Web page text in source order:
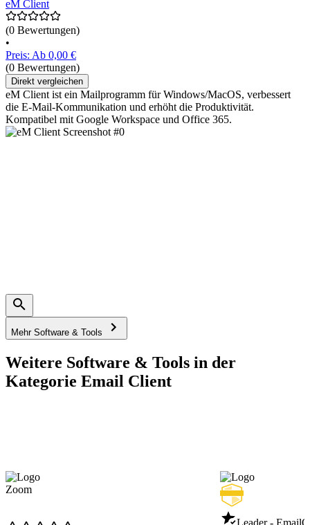
eM Client
(0 Bewertungen)
•
Preis: Ab 0,00 €
(0 Bewertungen)
Direkt vergleichen
eM Client ist ein Mailprogramm für Windows/MacOS, verbessert
die E-Mail-Kommunikation und erhöht die Produktivität.
Kompatibel mit Google Workspace und Office 365.
Mehr Software & Tools
Weitere Software & Tools in der
Kategorie Email Client
Zoom
Leader - Email